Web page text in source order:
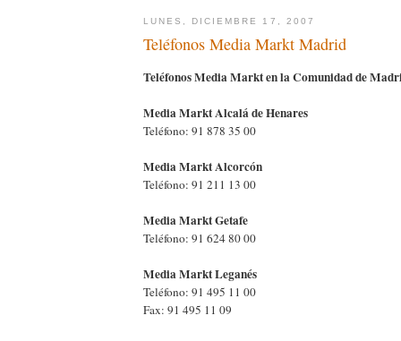
LUNES, DICIEMBRE 17, 2007
Teléfonos Media Markt Madrid
Teléfonos Media Markt en la Comunidad de
Media Markt Alcalá de Henares
Teléfono: 91 878 35 00
Media Markt Alcorcón
Teléfono: 91 211 13 00
Media Markt Getafe
Teléfono: 91 624 80 00
Media Markt Leganés
Teléfono: 91 495 11 00
Fax: 91 495 11 09